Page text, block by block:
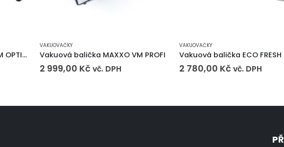
Vakuová balička MAXXO VM OPTIMA
VAKUOVAČKY
Vakuová balička MAXXO VM PROFI
2 999,00 Kč vč. DPH
VAKUOVAČKY
Vakuová balička ECO FRESH
2 780,00 Kč vč. DPH